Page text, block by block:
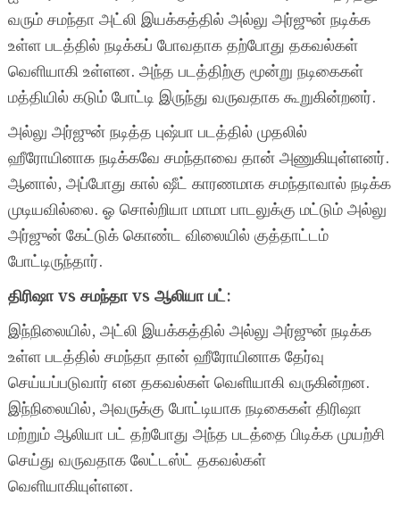
வரும் சமந்தா அட்லி இயக்கத்தில் அல்லு அர்ஜுன் நடிக்க
உள்ள படத்தில் நடிக்கப் போவதாக தற்போது தகவல்கள்
வெளியாகி உள்ளன. அந்த படத்திற்கு மூன்று நடிகைகள்
மத்தியில் கடும் போட்டி இருந்து வருவதாக கூறுகின்றனர்.
அல்லு அர்ஜுன் நடித்த புஷ்பா படத்தில் முதலில்
ஹீரோயினாக நடிக்கவே சமந்தாவை தான் அணுகியுள்ளனர்.
ஆனால், அப்போது கால் ஷீட் காரணமாக சமந்தாவால் நடிக்க
முடியவில்லை. ஓ சொல்றியா மாமா பாடலுக்கு மட்டும் அல்லு
அர்ஜுன் கேட்டுக் கொண்ட விலையில் குத்தாட்டம்
போட்டிருந்தார்.
திரிஷா vs சமந்தா vs ஆலியா பட்:
இந்நிலையில், அட்லி இயக்கத்தில் அல்லு அர்ஜுன் நடிக்க
உள்ள படத்தில் சமந்தா தான் ஹீரோயினாக தேர்வு
செய்யப்படுவார் என தகவல்கள் வெளியாகி வருகின்றன.
இந்நிலையில், அவருக்கு போட்டியாக நடிகைகள் திரிஷா
மற்றும் ஆலியா பட் தற்போது அந்த படத்தை பிடிக்க முயற்சி
செய்து வருவதாக லேட்டஸ்ட் தகவல்கள்
வெளியாகியுள்ளன.